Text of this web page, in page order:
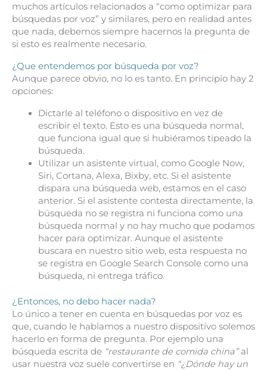
muchos artículos relacionados a “como optimizar para
búsquedas por voz” y similares, pero en realidad antes
que nada, debemos siempre hacernos la pregunta de
si esto es realmente necesario.
¿Que entendemos por búsqueda por voz?
Aunque parece obvio, no lo es tanto. En principio hay 2
opciones:
Dictarle al teléfono o dispositivo en vez de
escribir el texto. Esto es una búsqueda normal,
que funciona igual que si hubiéramos tipeado la
búsqueda.
Utilizar un asistente virtual, como Google Now,
Siri, Cortana, Alexa, Bixby, etc. Si el asistente
dispara una búsqueda web, estamos en el caso
anterior. Si el asistente contesta directamente, la
búsqueda no se registra ni funciona como una
búsqueda normal y no hay mucho que podamos
hacer para optimizar. Aunque el asistente
buscara en nuestro sitio web, esta respuesta no
se registra en Google Search Console como una
búsqueda, ni entrega tráfico.
¿Entonces, no debo hacer nada?
Lo único a tener en cuenta en búsquedas por voz es
que, cuando le hablamos a nuestro dispositivo solemos
hacerlo en forma de pregunta. Por ejemplo una
búsqueda escrita de “restaurante de comida china”al
usar nuestra voz suele convertirse en “¿Dónde hay un